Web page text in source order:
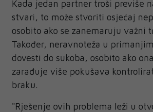
Kada jedan partner troši previše
stvari, to može stvoriti osjećaj
osobito ako se zanemaruju važni
Također, neravnoteža u
dovesti do sukoba, osobito ako
zarađuje više pokušava
braku.
"Rješenje ovih problema leži u